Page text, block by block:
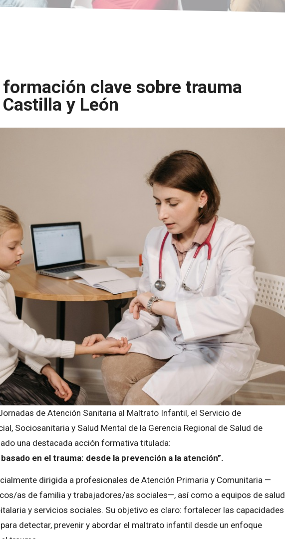
clave sobre trauma
y León
de Atención Sanitaria al Maltrato Infantil, el Servicio de
Sociosanitaria y Salud Mental de la Gerencia Regional de Salud de
una destacada acción formativa titulada:
en el trauma: desde la prevención a la atención”.
dirigida a profesionales de Atención Primaria y Comunitaria —
as de familia y trabajadores/as sociales—, así como a equipos de salud
y servicios sociales. Su objetivo es claro: fortalecer las capacidades
detectar, prevenir y abordar el maltrato infantil desde un enfoque